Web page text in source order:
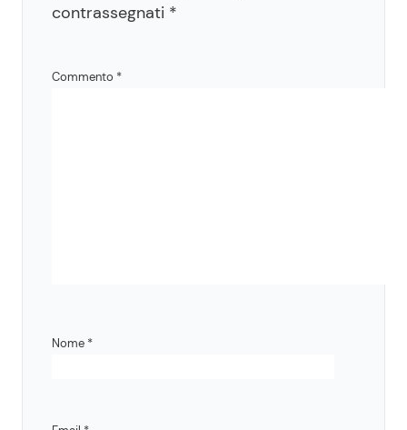
contrassegnati *
Commento *
Nome *